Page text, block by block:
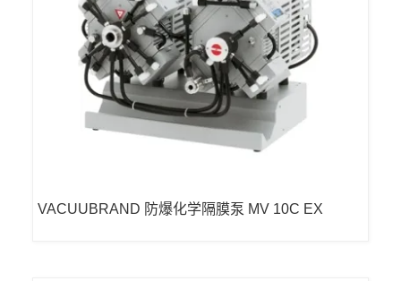
VACUUBRAND 防爆化学隔膜泵 MV 10C EX